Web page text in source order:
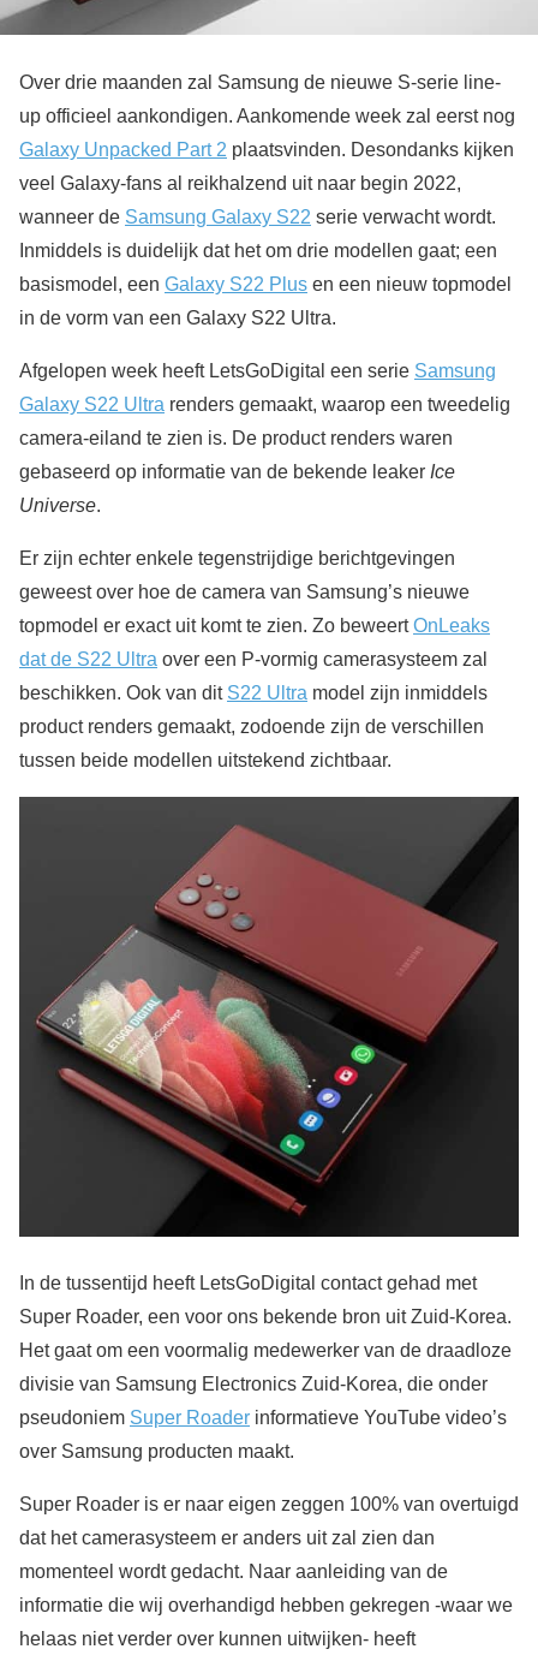
Over drie maanden zal Samsung de nieuwe S-serie line-
up officieel aankondigen. Aankomende week zal eerst nog
Galaxy Unpacked Part 2 plaatsvinden. Desondanks kijken
veel Galaxy-fans al reikhalzend uit naar begin 2022,
wanneer de Samsung Galaxy S22 serie verwacht wordt.
Inmiddels is duidelijk dat het om drie modellen gaat; een
basismodel, een Galaxy S22 Plus en een nieuw topmodel
in de vorm van een Galaxy S22 Ultra.
Afgelopen week heeft LetsGoDigital een serie Samsung
Galaxy S22 Ultra renders gemaakt, waarop een tweedelig
camera-eiland te zien is. De product renders waren
gebaseerd op informatie van de bekende leaker Ice
Universe.
Er zijn echter enkele tegenstrijdige berichtgevingen
geweest over hoe de camera van Samsung’s nieuwe
topmodel er exact uit komt te zien. Zo beweertOnLeaks
dat de S22 Ultra over een P-vormig camerasysteem zal
beschikken. Ook van dit S22 Ultra model zijn inmiddels
product renders gemaakt, zodoende zijn de verschillen
tussen beide modellen uitstekend zichtbaar.
In de tussentijd heeft LetsGoDigital contact gehad met
Super Roader, een voor ons bekende bron uit Zuid-Korea.
Het gaat om een voormalig medewerker van de draadloze
divisie van Samsung Electronics Zuid-Korea, die onder
pseudoniem Super Roader informatieve YouTube video’s
over Samsung producten maakt.
Super Roader is er naar eigen zeggen 100% van overtuigd
dat het camerasysteem er anders uit zal zien dan
momenteel wordt gedacht. Naar aanleiding van de
informatie die wij overhandigd hebben gekregen -waar we
helaas niet verder over kunnen uitwijken- heeft